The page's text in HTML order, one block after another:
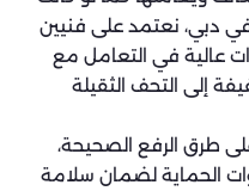
دبي، نعتمد على فنيين
عالية في التعامل مع
إلى التحف الثقيلة
طرق الرفع الصحيحة،
الحماية لضمان سلامة